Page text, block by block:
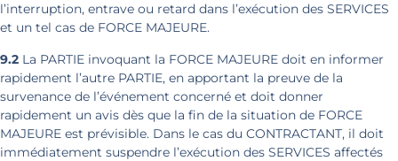
l’interruption, entrave ou retard dans l’exécution des SERVICES
et un tel cas de FORCE MAJEURE.
9.2 La PARTIE invoquant la FORCE MAJEURE doit en informer
rapidement l’autre PARTIE, en apportant la preuve de la
survenance de l’événement concerné et doit donner
rapidement un avis dès que la fin de la situation de FORCE
MAJEURE est prévisible. Dans le cas du CONTRACTANT, il doit
immédiatement suspendre l’exécution des SERVICES affectés